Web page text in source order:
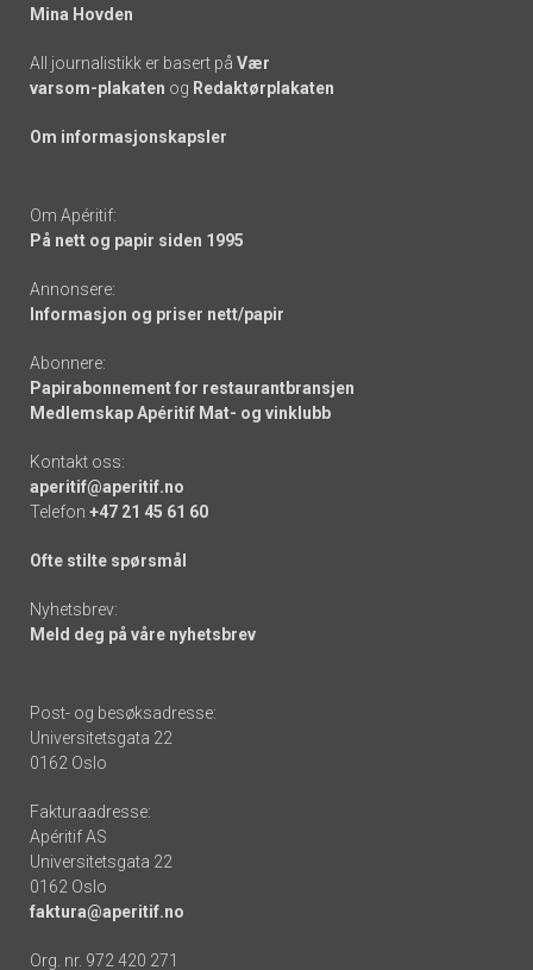
Mina Hovden
All journalistikk er basert på Vær
varsom-plakaten og Redaktørplakaten
Om informasjonskapsler
Om Apéritif:
På nett og papir siden 1995
Annonsere:
Informasjon og priser nett/papir
Abonnere:
Papirabonnement for restaurantbransjen
Medlemskap Apéritif Mat- og vinklubb
Kontakt oss:
aperitif@aperitif.no
Telefon +47 21 45 61 60
Ofte stilte spørsmål
Nyhetsbrev:
Meld deg på våre nyhetsbrev
Post- og besøksadresse:
Universitetsgata 22
0162 Oslo
Fakturaadresse:
Apéritif AS
Universitetsgata 22
0162 Oslo
faktura@aperitif.no
Org. nr. 972 420 271